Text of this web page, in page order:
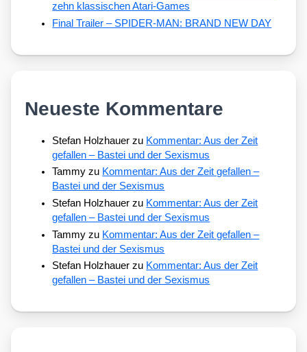
zehn klassischen Atari-Games
Final Trailer – SPIDER-MAN: BRAND NEW DAY
Neueste Kommentare
Stefan Holzhauer zu Kommentar: Aus der Zeit
gefallen – Bastei und der Sexismus
Tammy zu Kommentar: Aus der Zeit gefallen –
Bastei und der Sexismus
Stefan Holzhauer zu Kommentar: Aus der Zeit
gefallen – Bastei und der Sexismus
Tammy zu Kommentar: Aus der Zeit gefallen –
Bastei und der Sexismus
Stefan Holzhauer zu Kommentar: Aus der Zeit
gefallen – Bastei und der Sexismus